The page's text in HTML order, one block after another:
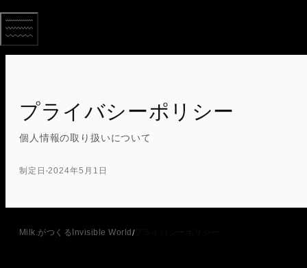
プライバシーポリシー
個人情報の取り扱いについて
制定日 2024年5月1日
Milk.がつくるInvisible World /プライバシーポリシー